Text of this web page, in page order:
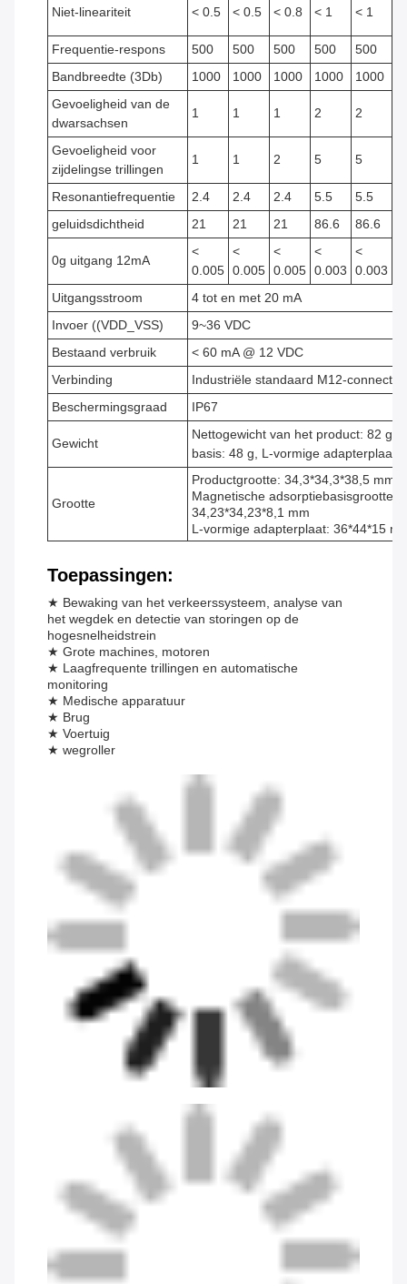
Niet-lineariteit < 0.5 < 0.5 < 0.8 < 1 < 1
Frequentie-respons 500 500 500 500 500
Bandbreedte (3Db)
1000 1000 1000 1000 1000
Gevoeligheid van de
dwarsachsen
1 1 1 2 2
Gevoeligheid voor
zijdelingse trillingen
1 1 2 5 5
Resonantiefrequentie 2.4 2.4 2.4 5.5 5.5
geluidsdichtheid
21 21 21 86.6 86.6
0g uitgang 12mA
<
0.005
<
0.005
<
0.005
<
0.003
<
0.003
Uitgangsstroom
4 tot en met 20 mA
Invoer ((VDD_VSS)
9~36 VDC
Bestaand verbruik
< 60 mA @ 12 VDC
Verbinding
Industriële standaard M12-connector
Beschermingsgraad
IP67
Gewicht
Nettogewicht van het product: 82 g,
basis: 48 g, L-vormige adapterplaat
Grootte
Productgrootte: 34,3*34,3*38,5 mm
Magnetische adsorptiebasisgrootte:
34,23*34,23*8,1 mm
L-vormige adapterplaat: 36*44*15
Toepassingen:
★ Bewaking van het verkeerssysteem, analyse van
het wegdek en detectie van storingen op de
hogesnelheidstrein
★ Grote machines, motoren
★ Laagfrequente trillingen en automatische
monitoring
★ Medische apparatuur
★ Brug
★ Voertuig
★ wegroller